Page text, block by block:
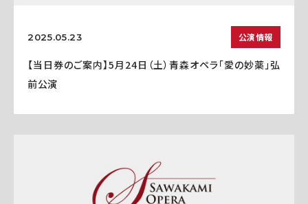
2025.05.23 公演情報
【当日券のご案内】5月24日（土）青森オペラ「愛の妙薬」弘
前公演